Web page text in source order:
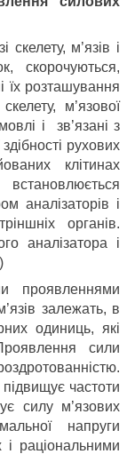
м’язів і
скорочуються,
їх розташування
м’язової
і зв’язані з
рухових
клітинах
аналізаторів і
органів.
аналізатора і
проявленнями
залежать, в
одиниць, які
сили
частоти
силу м’язових
напруги
раціональними